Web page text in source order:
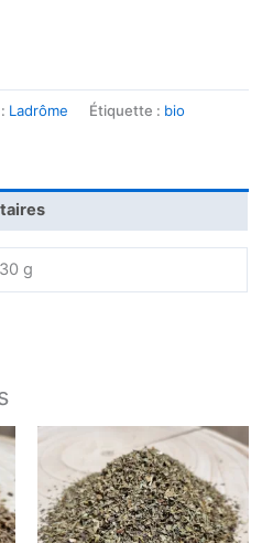
Ladrôme Étiquette : bio
g